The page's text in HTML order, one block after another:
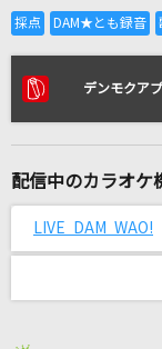
リア
[生音]ちりぬる
怪獣の花唄
Vaundy
槇原敬之(Makihara)
デンモクア
配信中のカラオケ
LIVE DAM WAO!